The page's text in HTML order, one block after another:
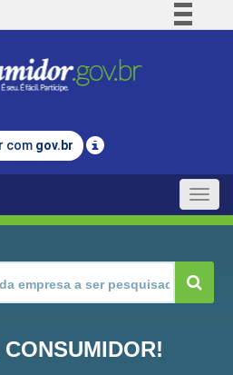
Comunica BR
Legislação
com gov.br
Toggle